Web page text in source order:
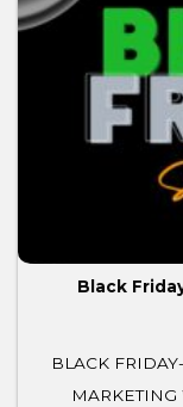
Black
BLACK